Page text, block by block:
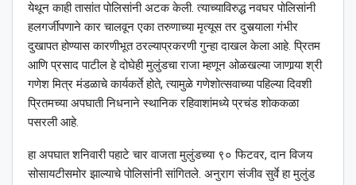
येथून काही तासांत पोलिसांनी अटक केली. त्याच्याविरुद्ध नवघर पोलिसांनी
हलगर्जीपणाने कार चालवून एका तरुणाच्या मृत्यूस तर दुसर्‍याला गंभीर
दुखापत होण्यास कारणीभूत ठरल्याप्रकरणी गुन्हा दाखल केला आहे. प्रितम
आणि प्रसाद पाटील हे दोघेही मुलुंडचा राजा म्हणून ओळखल्या जाणार्‍या श्री
गणेश मित्र मंडळाचे कार्यकर्ते होते, त्यामुळे गणेशोत्सवाच्या पहिल्या दिवशी
प्रितमच्या अपघाती निधनाने स्थानिक रहिवाशांमध्ये प्रचंड शोककळा
पसरली आहे.
हा अपघात शनिवारी पहाटे चार वाजता मुलुंडच्या ९० फिटवर, दान विजय
सोसायटीसमोर झाल्याचे पोलिसांनी सांगितले. अनुराग संजीव सुर्वे हा मुलुंड